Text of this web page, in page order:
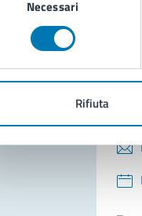
Necessari
Rifiuta